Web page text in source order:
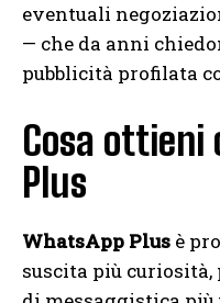
eventuali
— che da anni
pubblicità profilata
Cosa ottieni
Plus
WhatsApp Plus è
suscita più curiosità,